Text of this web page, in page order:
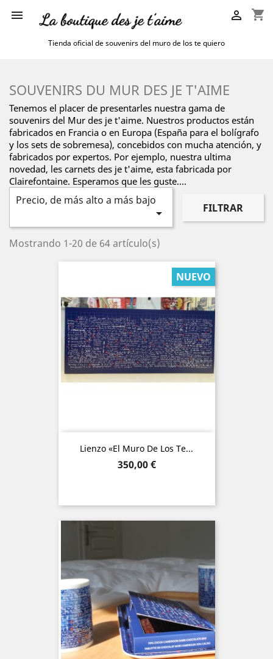
 shopping_cart

Tienda oficial de souvenirs del muro de los te quiero
SOUVENIRS DU MUR DES JE T'AIME
Tenemos el placer de presentarles nuestra gama de
souvenirs del Mur des je t'aime. Nuestros productos están
fabricados en Francia o en Europa (España para el bolígrafo
y los sets de sobremesa), concebidos con mucha atención, y
fabricados por expertos. Por ejemplo, nuestra ultima
novedad, les carnets des je t'aime, esta fabricada por
Clairefontaine. Esperamos que les guste....
Precio, de más alto a más bajo
 FILTRAR
Mostrando 1-20 de 64 artículo(s)
Lienzo «El Muro De Los Te...
Precio
350,00 €
NUEVO